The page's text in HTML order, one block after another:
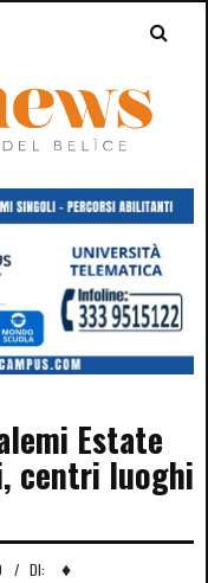
Estate
centri luoghi
/ DI: ♦